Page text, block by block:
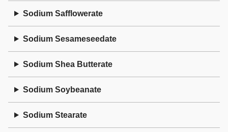
Sodium Safflowerate
Sodium Sesameseedate
Sodium Shea Butterate
Sodium Soybeanate
Sodium Stearate